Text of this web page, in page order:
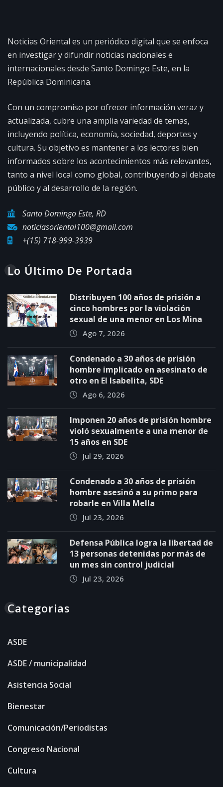
Noticias Oriental es un periódico digital que se enfoca
en investigar y difundir noticias nacionales e
internacionales desde Santo Domingo Este, en la
República Dominicana.
Con un compromiso por ofrecer información veraz y
actualizada, cubre una amplia variedad de temas,
incluyendo política, economía, sociedad, deportes y
cultura. Su objetivo es mantener a los lectores bien
informados sobre los acontecimientos más relevantes,
tanto a nivel local como global, contribuyendo al debate
público y al desarrollo de la región.
Santo Domingo Este, RD
noticiasoriental100@gmail.com
+(15) 718-999-3939
Lo Último De Portada
Distribuyen 100 años de prisión a
cinco hombres por la violación
sexual de una menor en Los Mina
Ago 7, 2026
Condenado a 30 años de prisión
hombre implicado en asesinato de
otro en El Isabelita, SDE
Ago 6, 2026
Imponen 20 años de prisión hombre
violó sexualmente a una menor de
15 años en SDE
Jul 29, 2026
Condenado a 30 años de prisión
hombre asesinó a su primo para
robarle en Villa Mella
Jul 23, 2026
Defensa Pública logra la libertad de
13 personas detenidas por más de
un mes sin control judicial
Jul 23, 2026
Categorias
ASDE
ASDE / municipalidad
Asistencia Social
Bienestar
Comunicación/Periodistas
Congreso Nacional
Cultura